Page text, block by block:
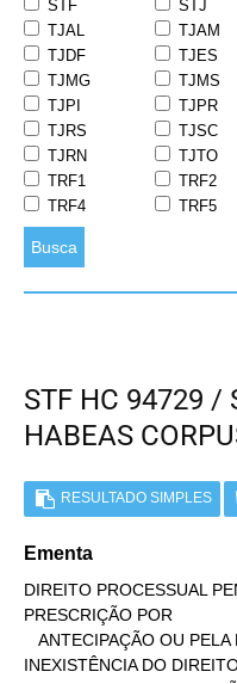
STF STJ
TJAL
TJAM
TJDF
TJES
TJMG
TJMS
TJPI
TJPR
TJRS
TJSC
TJRN
TJTO
TRF1
TRF2
TRF4
TRF5
Busca
STF HC 94729 /
HABEAS
RESULTADO SIMPLES
Ementa
DIREITO PROCESSUAL
PRESCRIÇÃO POR
INEXISTÊNCIA DO